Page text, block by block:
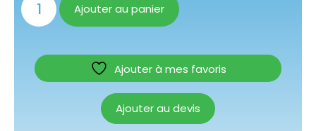
Ajouter au panier
Ajouter à mes favoris
Ajouter au devis